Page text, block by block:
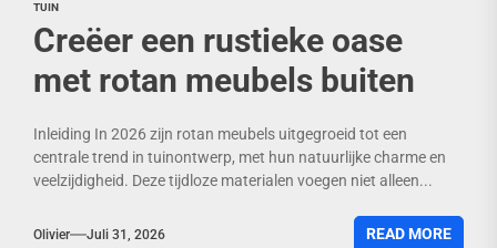
TUIN
Creëer een rustieke oase
met rotan meubels buiten
Inleiding In 2026 zijn rotan meubels uitgegroeid tot een
centrale trend in tuinontwerp, met hun natuurlijke charme en
veelzijdigheid. Deze tijdloze materialen voegen niet alleen...
Olivier Juli 31, 2026 READ MORE